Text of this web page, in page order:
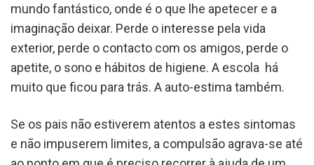
mundo fantástico, onde é o que lhe apetecer e a
imaginação deixar. Perde o interesse pela vida
exterior, perde o contacto com os amigos, perde o
apetite, o sono e hábitos de higiene. A escola há
muito que ficou para trás. A auto-estima também.
Se os pais não estiverem atentos a estes sintomas
e não impuserem limites, a compulsão agrava-se até